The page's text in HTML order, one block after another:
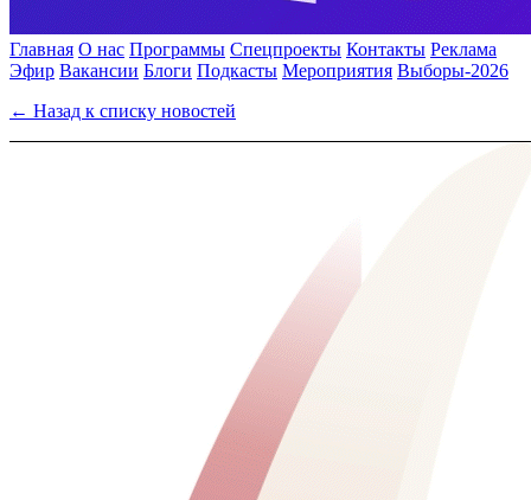
Главная О нас Программы Спецпроекты Контакты Реклама
Эфир Вакансии Блоги Подкасты Мероприятия Выборы-2026
← Назад к списку новостей